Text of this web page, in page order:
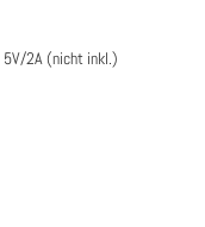
5V/2A (nicht inkl.)